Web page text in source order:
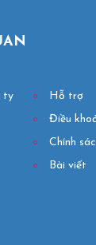
ty
Hỗ trợ
Điều
Chính
Bài viết